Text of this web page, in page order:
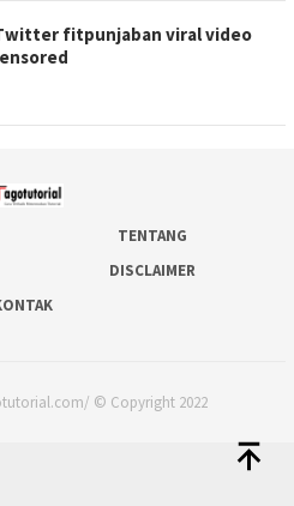
fitpunjaban viral video
TENTANG
DISCLAIMER
© Copyright 2022